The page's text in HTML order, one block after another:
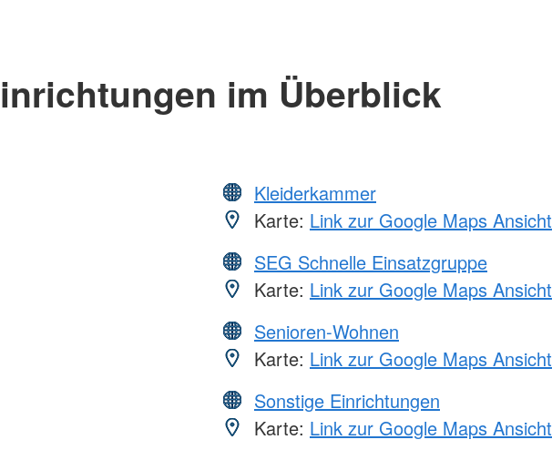
im Überblick
Kleiderkammer
Karte: Link zur Google Maps Ansicht
SEG Schnelle Einsatzgruppe
Karte: Link zur Google Maps Ansicht
Senioren-Wohnen
Karte: Link zur Google Maps Ansicht
Sonstige Einrichtungen
Karte: Link zur Google Maps Ansicht